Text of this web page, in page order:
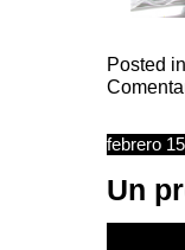
Posted in
febrero
Un